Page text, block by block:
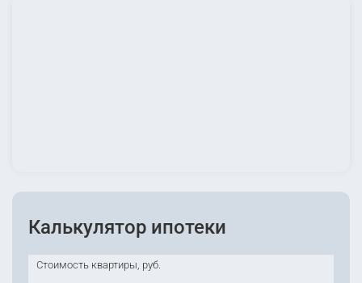
Калькулятор ипотеки
Стоимость квартиры, руб.